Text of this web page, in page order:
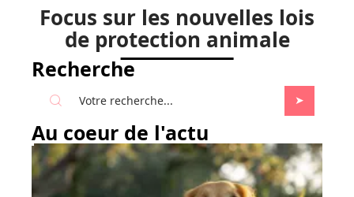
Focus sur les nouvelles lois
de protection animale
Recherche
Au coeur de l'actu